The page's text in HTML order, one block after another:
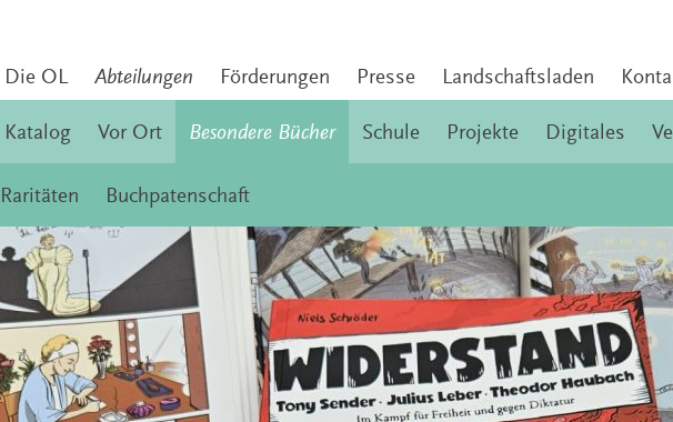
Die OL Abteilungen Förderungen Presse Landschaftsladen
Katalog Vor Ort Besondere Bücher
Raritäten Buchpatenschaft
Schule Projekte Digitales